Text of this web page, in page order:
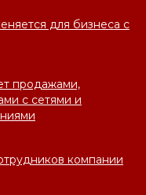
для бизнеса с
продажами,
с сетями и
компании